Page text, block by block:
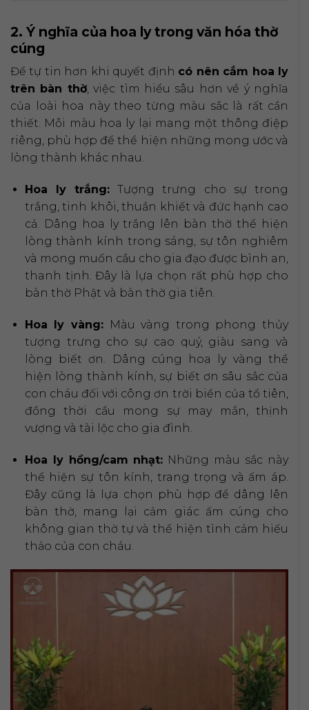
2. Ý nghĩa của hoa ly trong văn hóa thờ
cúng
Để tự tin hơn khi quyết định có nên cắm hoa ly
trên bàn thờ, việc tìm hiểu sâu hơn về ý nghĩa
của loài hoa này theo từng màu sắc là rất cần
thiết. Mỗi màu hoa ly lại mang một thông điệp
riêng, phù hợp để thể hiện những mong ước và
lòng thành khác nhau.
Hoa ly trắng: Tượng trưng cho sự trong
trắng, tinh khôi, thuần khiết và đức hạnh cao
cả. Dâng hoa ly trắng lên bàn thờ thể hiện
lòng thành kính trong sáng, sự tôn nghiêm
và mong muốn cầu cho gia đạo được bình an,
thanh tịnh. Đây là lựa chọn rất phù hợp cho
bàn thờ Phật và bàn thờ gia tiên.
Hoa ly vàng: Màu vàng trong phong thủy
tượng trưng cho sự cao quý, giàu sang và
lòng biết ơn. Dâng cúng hoa ly vàng thể
hiện lòng thành kính, sự biết ơn sâu sắc của
con cháu đối với công ơn trời biển của tổ tiên,
đồng thời cầu mong sự may mắn, thịnh
vượng và tài lộc cho gia đình.
Hoa ly hồng/cam nhạt: Những màu sắc này
thể hiện sự tôn kính, trang trọng và ấm áp.
Đây cũng là lựa chọn phù hợp để dâng lên
bàn thờ, mang lại cảm giác ấm cúng cho
không gian thờ tự và thể hiện tình cảm hiếu
thảo của con cháu.